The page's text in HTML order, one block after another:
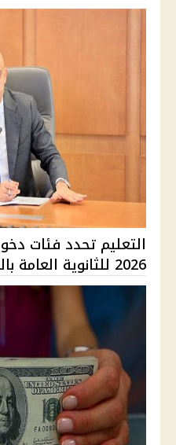
التعليم تحدد فئات
2026 للثانوية العامة بالد...